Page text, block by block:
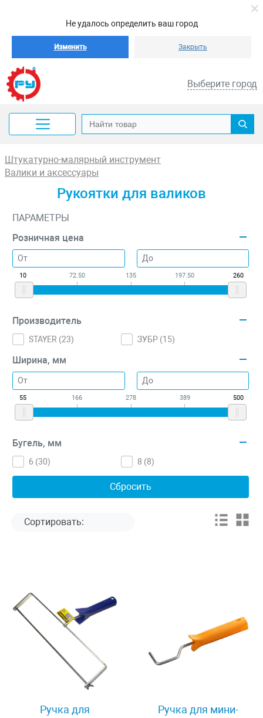
Не удалось определить ваш город
Изменить Закрыть
Выберите город
Штукатурно-малярный инструмент
Валики и аксессуары
Рукоятки для валиков
ПАРАМЕТРЫ
Розничная цена
10 72.50 135 197.50 260
Производитель
STAYER (23) ЗУБР (15)
Ширина, мм
55 166 278 389 500
Бугель, мм
6 (30) 8 (8)
Ручка для
Ручка для мини-